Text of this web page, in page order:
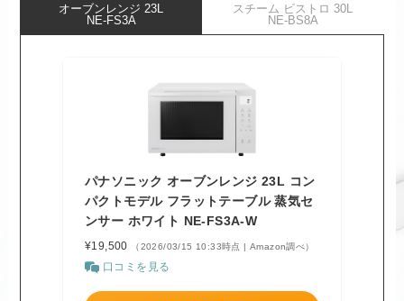
オーブンレンジ 23L
NE-FS3A
スチーム ビストロ 30L
NE-BS8A
パナソニック オーブンレンジ 23L コン
パクトモデル フラットテーブル 蒸気セ
ンサー ホワイト NE-FS3A-W
¥19,500 （2026/03/15 10:33時点 | Amazon調べ）
口コミを見る